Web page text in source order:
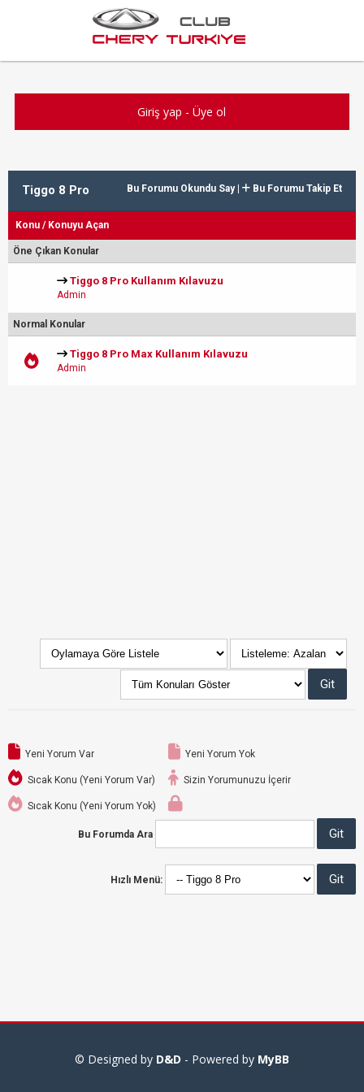
Giriş yap -Üye ol
Bu Forumu Okundu Say| Bu Forumu Takip Et
Tiggo 8 Pro
Konu / Konuyu Açan
Öne Çıkan Konular
Tiggo 8 Pro Kullanım Kılavuzu
Admin
Normal Konular
Tiggo 8 Pro Max Kullanım Kılavuzu
Admin
Yeni Yorum Var
Sıcak Konu (Yeni Yorum Var)
Sıcak Konu (Yeni Yorum Yok)
Yeni Yorum Yok
Sizin Yorumunuzu İçerir
Bu Forumda Ara
Hızlı Menü:
© Designed by D&D - Powered by MyBB